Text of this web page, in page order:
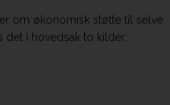
om økonomisk støtte til selve
det i hovedsak to kilder: